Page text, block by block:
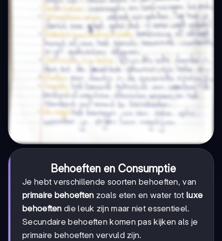
Behoeften en Consumptie
Je hebt verschillende soorten behoeften, van
primaire behoeften zoals eten en water tot luxe
behoeften die leuk zijn maar niet essentieel.
Secundaire behoeften komen pas kijken als je
primaire behoeften vervuld zijn.